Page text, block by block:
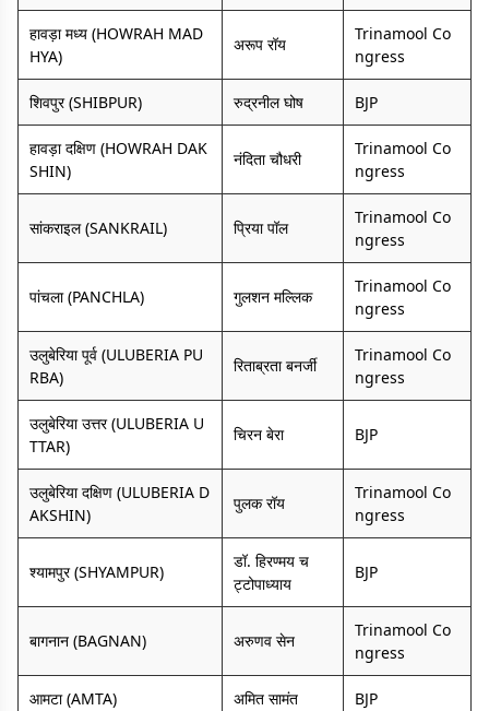
हावड़ा मध्य (HOWRAH MAD
HYA)
अरूप रॉय
Trinamool Co
ngress
शिवपुर (SHIBPUR) रुद्रनील घोष BJP
हावड़ा दक्षिण (HOWRAH DAK
SHIN)
नंदिता चौधरी
Trinamool Co
ngress
सांकराइल (SANKRAIL) प्रिया पॉल
Trinamool Co
ngress
पांचला (PANCHLA) गुलशन मल्लिक
Trinamool Co
ngress
उलुबेरिया पूर्व (ULUBERIA PU
RBA)
रिताब्रता बनर्जी
Trinamool Co
ngress
उलुबेरिया उत्तर (ULUBERIA U
TTAR)
चिरन बेरा BJP
उलुबेरिया दक्षिण (ULUBERIA D
AKSHIN)
पुलक रॉय
Trinamool Co
ngress
श्यामपुर (SHYAMPUR)
डॉ. हिरण्मय च
ट्टोपाध्याय
BJP
बागनान (BAGNAN) अरुणव सेन
Trinamool Co
ngress
आमटा (AMTA) अमित सामंत BJP